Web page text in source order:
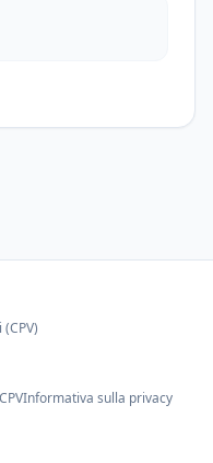
Informativa sulla privacy